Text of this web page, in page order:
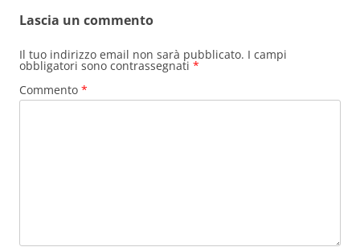
Lascia un commento
Il tuo indirizzo email non sarà pubblicato. I campi
obbligatori sono contrassegnati *
Commento *